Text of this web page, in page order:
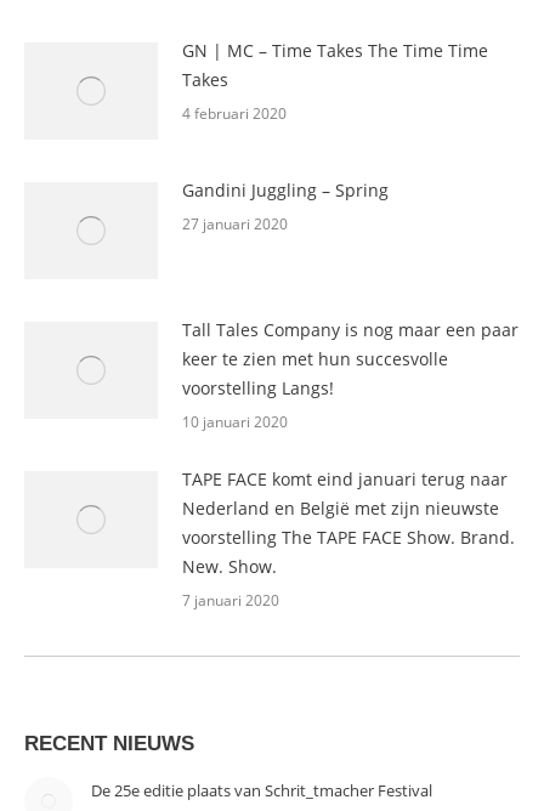
GN | MC – Time Takes The Time Time
Takes
4 februari 2020
Gandini Juggling – Spring
27 januari 2020
Tall Tales Company is nog maar een paar
keer te zien met hun succesvolle
voorstelling Langs!
10 januari 2020
TAPE FACE komt eind januari terug naar
Nederland en België met zijn nieuwste
voorstelling The TAPE FACE Show. Brand.
New. Show.
7 januari 2020
RECENT NIEUWS
De 25e editie plaats van Schrit_tmacher Festival